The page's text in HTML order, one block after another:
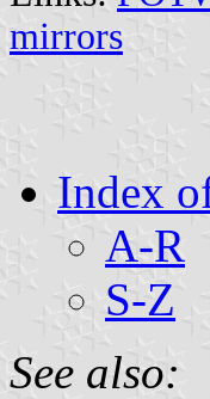
mirrors
Index
A-R
S-Z
See also: